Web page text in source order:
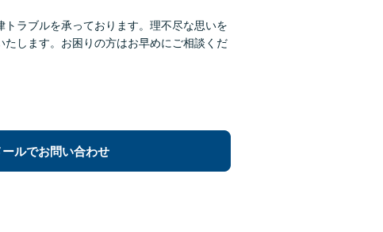
トラブルを承っております。理不尽な思いを
します。お困りの方はお早めにご相談くだ
ールでお問い合わせ